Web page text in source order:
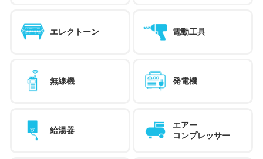
エレクトーン 電動工具
無線機 発電機
給湯器
エアー
コンプレッサー